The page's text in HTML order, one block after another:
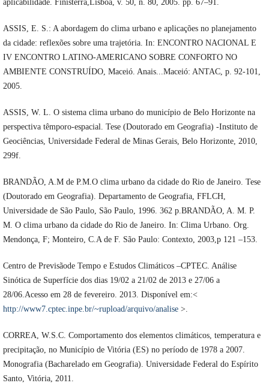
aplicabilidade. Finisterra,Lisboa, v. 50, n. 80, 2005. pp. 67–91.
ASSIS, E. S.: A abordagem do clima urbano e aplicações no planejamento
da cidade: reflexões sobre uma trajetória. In: ENCONTRO NACIONAL E
IV ENCONTRO LATINO-AMERICANO SOBRE CONFORTO NO
AMBIENTE CONSTRUÍDO, Maceió. Anais...Maceió: ANTAC, p. 92-101,
2005.
ASSIS, W. L. O sistema clima urbano do município de Belo Horizonte na
perspectiva têmporo-espacial. Tese (Doutorado em Geografia) -Instituto de
Geociências, Universidade Federal de Minas Gerais, Belo Horizonte, 2010,
299f.
BRANDÃO, A.M de P.M.O clima urbano da cidade do Rio de Janeiro. Tese
(Doutorado em Geografia). Departamento de Geografia, FFLCH,
Universidade de São Paulo, São Paulo, 1996. 362 p.BRANDÃO, A. M. P.
M. O clima urbano da cidade do Rio de Janeiro. In: Clima Urbano. Org.
Mendonça, F; Monteiro, C.A de F. São Paulo: Contexto, 2003,p 121 –153.
Centro de Previsãode Tempo e Estudos Climáticos –CPTEC. Análise
Sinótica de Superfície dos dias 19/02 a 21/02 de 2013 e 27/06 a
28/06.Acesso em 28 de fevereiro. 2013. Disponível em:<
http://www7.cptec.inpe.br/~rupload/arquivo/analise>.
CORREA, W.S.C. Comportamento dos elementos climáticos, temperatura e
precipitação, no Município de Vitória (ES) no período de 1978 a 2007.
Monografia (Bacharelado em Geografia). Universidade Federal do Espírito
Santo, Vitória, 2011.